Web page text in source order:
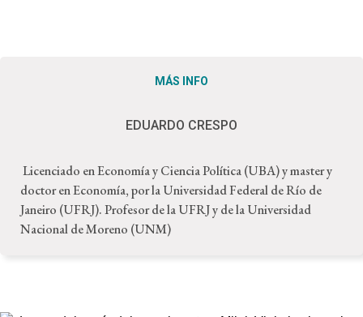
MÁS INFO
EDUARDO CRESPO
Licenciado en Economía y Ciencia Política (UBA) y master y
doctor en Economía, por la Universidad Federal de Río de
Janeiro (UFRJ). Profesor de la UFRJ y de la Universidad
Nacional de Moreno (UNM)